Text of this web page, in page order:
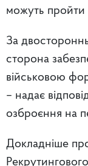
можуть пройти
За
сторона
військовою
– надає
озброєння на
Докладніше